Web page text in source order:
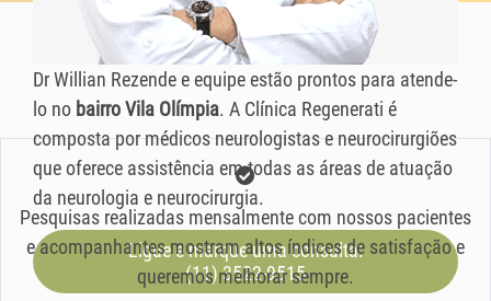
Dr Willian Rezende e equipe estão prontos para atende-
lo no bairro Vila Olímpia. A Clínica Regenerati é
composta por médicos neurologistas e neurocirurgiões
que oferece assistência em todas as áreas de atuação
da neurologia e neurocirurgia.
Ligue e marque uma consulta:
(11) 3522-9515
Pesquisas realizadas mensalmente com nossos pacientes
e acompanhantes mostram altos índices de satisfação e
queremos melhorar sempre.